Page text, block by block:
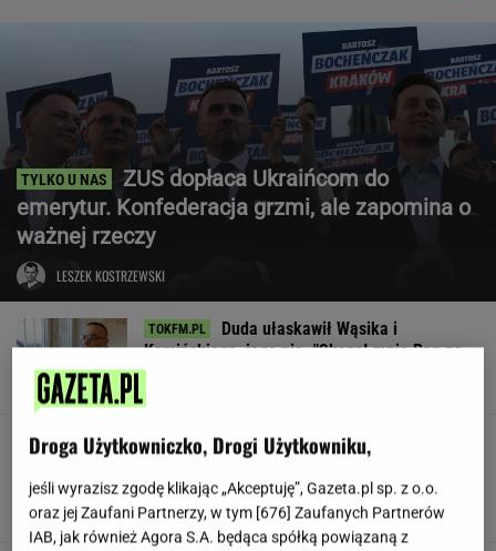
ZUS dopłaca Ukraińcom do
emerytur. Konfederacja grzmi, ale zapomina o
ważnej rzeczy
LESZEK KOSTRZEWSKI
Duda ułaskawił Wąsika i
Kamińskiego, jego nie. "Skazał mnie Pan na
karę śmierci"
Znów przyczepili się do
Lewandowskiej. Aż trudno mi uwierzyć, o co
poszło
KINGA MOLENDA
Droga Użytkowniczko, Drogi Użytkowniku,
jeśli wyrazisz zgodę klikając „Akceptuję”, Gazeta.pl sp. z o.o.
oraz jej Zaufani Partnerzy, w tym [676] Zaufanych Partnerów
IAB, jak również Agora S.A. będąca spółką powiązaną z